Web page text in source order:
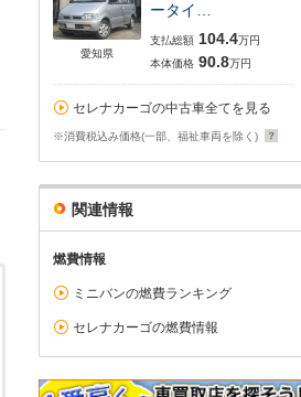
愛知県
ータイ…
支払総額 104.4万円
本体価格 90.8万円
セレナカーゴの中古車全てを見る
※消費税込み価格(一部、福祉車両を除く)
関連情報
燃費情報
ミニバンの燃費ランキング
セレナカーゴの燃費情報